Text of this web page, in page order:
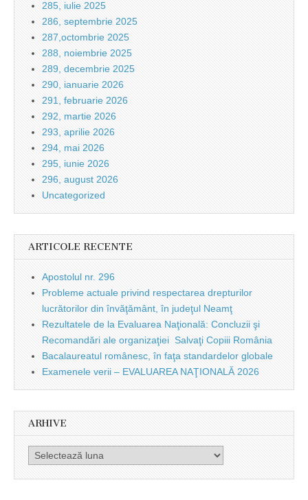
285, iulie 2025
286, septembrie 2025
287,octombrie 2025
288, noiembrie 2025
289, decembrie 2025
290, ianuarie 2026
291, februarie 2026
292, martie 2026
293, aprilie 2026
294, mai 2026
295, iunie 2026
296, august 2026
Uncategorized
ARTICOLE RECENTE
Apostolul nr. 296
Probleme actuale privind respectarea drepturilor
lucrătorilor din învăţământ, în judeţul Neamţ
Rezultatele de la Evaluarea Naţională: Concluzii şi
Recomandări ale organizaţiei Salvaţi Copiii România
Bacalaureatul românesc, în faţa standardelor globale
Examenele verii – EVALUAREA NAŢIONALĂ 2026
ARHIVE
Arhive